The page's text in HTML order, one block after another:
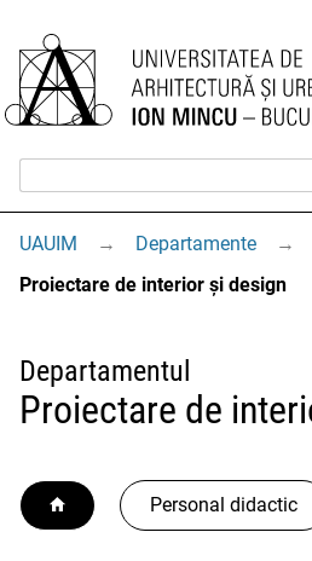
UAUIM → Departamente
→
Proiectare de interior și design
Departamentul
Proiectare de
Personal didactic